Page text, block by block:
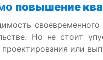
повышение
Но не стоит
или